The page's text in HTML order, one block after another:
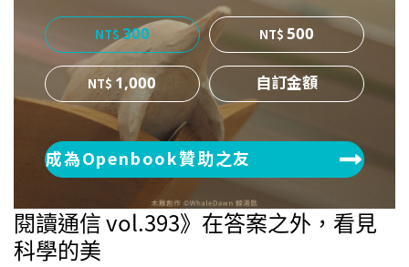
300
500
1,000
成為Openbook贊助之友
閱讀通信 vol.393》在答案之外，看見
科學的美